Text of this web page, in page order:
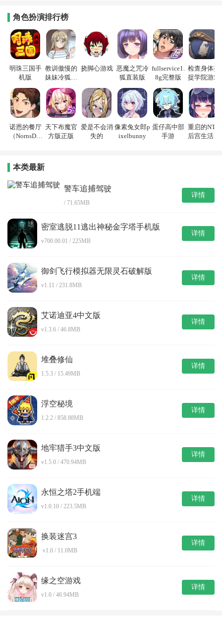
角色扮演排行榜
明珠三国手
机版
教训傲慢的
妹妹冷狐游
戏
挠脚心游戏 恶魔之咒冷
狐直装版
fullservice1.
8g完整版
检查身体捕
捉学院游戏
诺恩的餐厅
（NornsDin
天下布魔官
方版正版
爱是不会消
失的
像素兔女郎p
ixelbunny
蛋仔高中部
手游
重启的NTR
后宫生活游
本类最新
警车追捕驾驶
/ 71.65MB
详情
密室逃脱11逃出神秘金字塔手机版
v700.00.01 / 225MB
详情
御剑飞行模拟器无限灵石破解版
v1.11 / 231.8MB
详情
艾诺迪亚4中文版
v1.3.6 / 46.8MB
详情
堆叠修仙
1.5.3 / 15.49MB
详情
浮空秘境
1.2.2 / 858.88MB
详情
地牢猎手3中文版
v1.5.0 / 470.94MB
详情
永恒之塔2手机端
v1.0.10 / 223.5MB
详情
换装迷宫3
v1.0 / 11.0MB
详情
缘之空游戏
v1.0 / 46.94MB
详情